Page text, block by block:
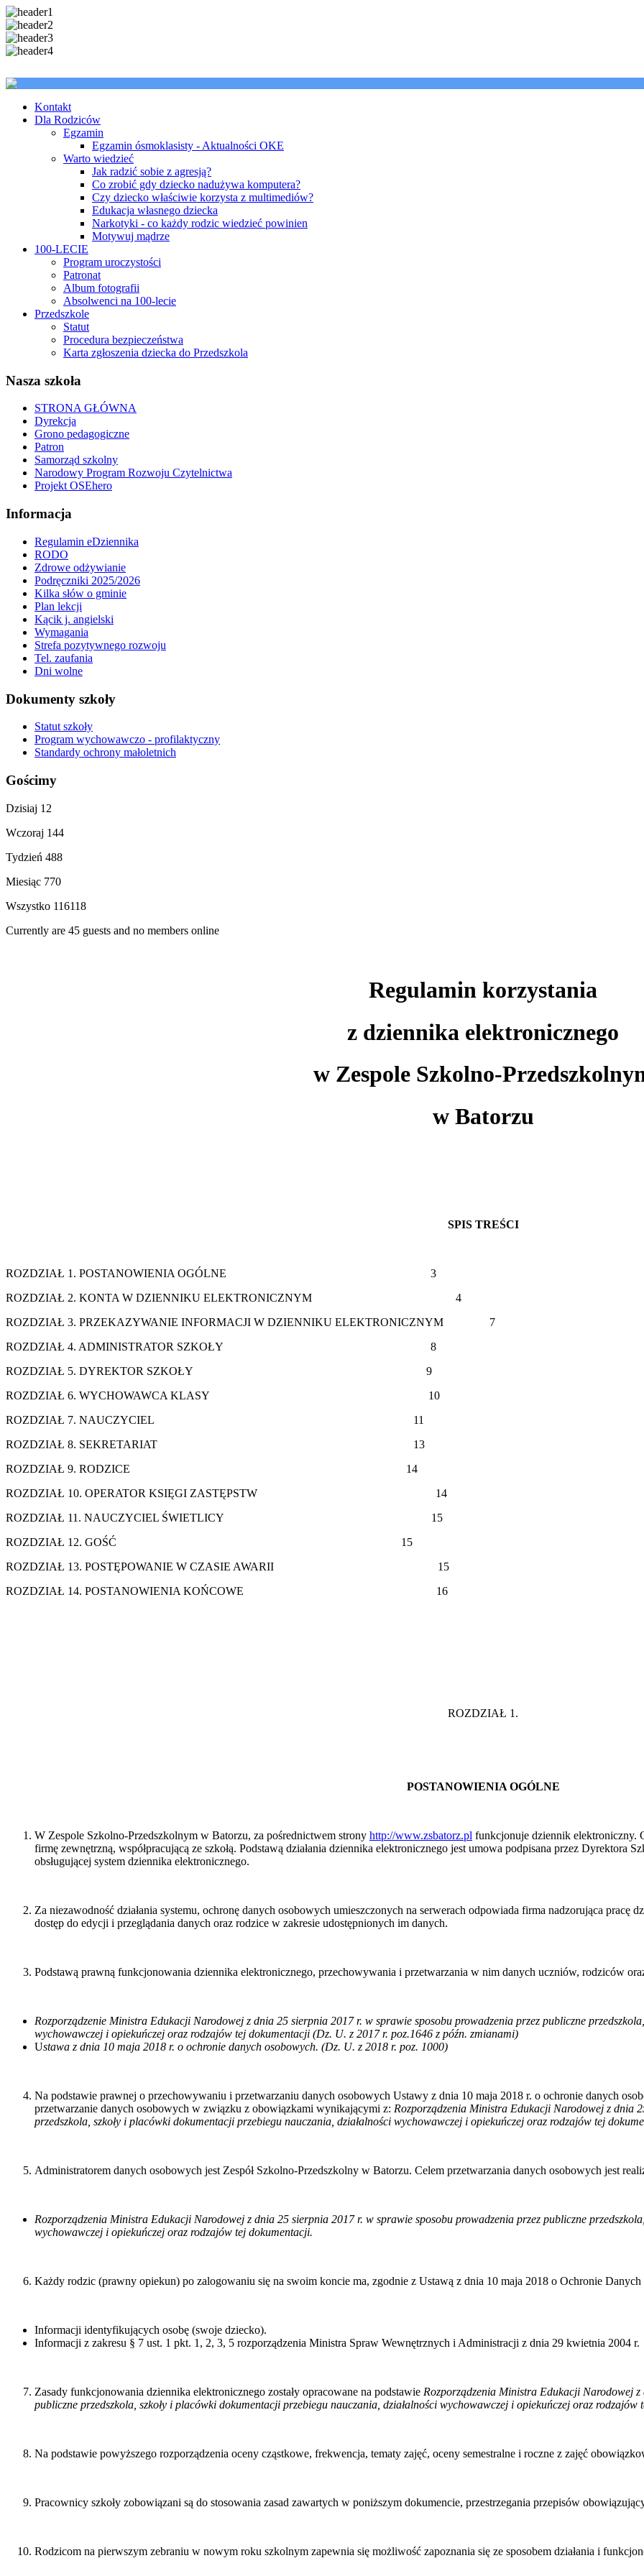
Kontakt
Dla Rodziców
Egzamin
Egzamin ósmoklasisty - Aktualności OKE
Warto wiedzieć
Jak radzić sobie z agresją?
Co zrobić gdy dziecko nadużywa komputera?
Czy dziecko właściwie korzysta z multimediów?
Edukacja własnego dziecka
Narkotyki - co każdy rodzic wiedzieć powinien
Motywuj mądrze
100-LECIE
Program uroczystości
Patronat
Album fotografii
Absolwenci na 100-lecie
Przedszkole
Statut
Procedura bezpieczeństwa
Karta zgłoszenia dziecka do Przedszkola
Nasza szkoła
STRONA GŁÓWNA
Dyrekcja
Grono pedagogiczne
Patron
Samorząd szkolny
Narodowy Program Rozwoju Czytelnictwa
Projekt OSEhero
Informacja
Regulamin eDziennika
RODO
Zdrowe odżywianie
Podręczniki 2025/2026
Kilka słów o gminie
Plan lekcji
Kącik j. angielski
Wymagania
Strefa pozytywnego rozwoju
Tel. zaufania
Dni wolne
Dokumenty szkoły
Statut szkoły
Program wychowawczo - profilaktyczny
Standardy ochrony małoletnich
Gościmy
Dzisiaj 12
Wczoraj 144
Tydzień 488
Miesiąc 770
Wszystko 116118
Currently are 45 guests and no members online
Regulamin korzystania
z dziennika elektronicznego
w Zespole Szkolno-
w Batorzu
SPIS TREŚCI
ROZDZIAŁ 1. POSTANOWIENIA OGÓLNE 3
ROZDZIAŁ 2. KONTA W DZIENNIKU ELEKTRONICZNYM 4
ROZDZIAŁ 3. PRZEKAZYWANIE INFORMACJI W DZIENNIKU ELEKTRONICZNYM 7
ROZDZIAŁ 4. ADMINISTRATOR SZKOŁY 8
ROZDZIAŁ 5. DYREKTOR SZKOŁY 9
ROZDZIAŁ 6. WYCHOWAWCA KLASY 10
ROZDZIAŁ 7. NAUCZYCIEL 11
ROZDZIAŁ 8. SEKRETARIAT 13
ROZDZIAŁ 9. RODZICE 14
ROZDZIAŁ 10. OPERATOR KSIĘGI ZASTĘPSTW 14
ROZDZIAŁ 11. NAUCZYCIEL ŚWIETLICY 15
ROZDZIAŁ 12. GOŚĆ 15
ROZDZIAŁ 13. POSTĘPOWANIE W CZASIE AWARII 15
ROZDZIAŁ 14. POSTANOWIENIA KOŃCOWE 16
ROZDZIAŁ 1.
POSTANOWIENIA OGÓLNE
W Zespole Szkolno-Przedszkolnym w Batorzu, za pośrednictwem strony http://www.zsbatorz.pl funkcjonuje dziennik elektroniczny.
firmę zewnętrzną, współpracującą ze szkołą. Podstawą działania dziennika elektronicznego jest umowa podpisana przez Dyrektora
obsługującej system dziennika elektronicznego.
Za niezawodność działania systemu, ochronę danych osobowych umieszczonych na serwerach odpowiada firma nadzorująca pracę
dostęp do edycji i przeglądania danych oraz rodzice w zakresie udostępnionych im danych.
Podstawą prawną funkcjonowania dziennika elektronicznego, przechowywania i przetwarzania w nim danych uczniów, rodziców
Rozporządzenie Ministra Edukacji Narodowej z dnia 25 sierpnia 2017 r. w sprawie sposobu prowadzenia przez publiczne
wychowawczej i opiekuńczej oraz rodzajów tej dokumentacji (Dz. U. z 2017 r. poz.1646 z późn. zmianami)
Ustawa z dnia 10 maja 2018 r. o ochronie danych osobowych. (Dz. U. z 2018 r. poz. 1000)
Na podstawie prawnej o przechowywaniu i przetwarzaniu danych osobowych Ustawy z dnia 10 maja 2018 r. o ochronie danych
przetwarzanie danych osobowych w związku z obowiązkami wynikającymi z: Rozporządzenia Ministra Edukacji Narodowej z dnia
przedszkola, szkoły i placówki dokumentacji przebiegu nauczania, działalności wychowawczej i opiekuńczej oraz rodzajów tej
Administratorem danych osobowych jest Zespół Szkolno-Przedszkolny w Batorzu. Celem przetwarzania danych osobowych jest
Rozporządzenia Ministra Edukacji Narodowej z dnia 25 sierpnia 2017 r. w sprawie sposobu prowadzenia przez publiczne
wychowawczej i opiekuńczej oraz rodzajów tej dokumentacji.
Każdy rodzic (prawny opiekun) po zalogowaniu się na swoim koncie ma, zgodnie z Ustawą z dnia 10 maja 2018 o Ochronie
Informacji identyfikujących osobę (swoje dziecko).
Informacji z zakresu § 7 ust. 1 pkt. 1, 2, 3, 5 rozporządzenia Ministra Spraw Wewnętrznych i Administracji z dnia 29 kwietnia 2004 r.
Zasady funkcjonowania dziennika elektronicznego zostały opracowane na podstawie Rozporządzenia Ministra Edukacji Narodowej
publiczne przedszkola, szkoły i placówki dokumentacji przebiegu nauczania, działalności wychowawczej i opiekuńczej oraz rodzajów
Na podstawie powyższego rozporządzenia oceny cząstkowe, frekwencja, tematy zajęć, oceny semestralne i roczne z zajęć
Pracownicy szkoły zobowiązani są do stosowania zasad zawartych w poniższym dokumencie, przestrzegania przepisów
Rodzicom na pierwszym zebraniu w nowym roku szkolnym zapewnia się możliwość zapoznania się ze sposobem działania i